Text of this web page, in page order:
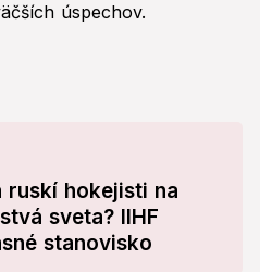
úspechov.
ruskí hokejisti na
sveta? IIHF
stanovisko